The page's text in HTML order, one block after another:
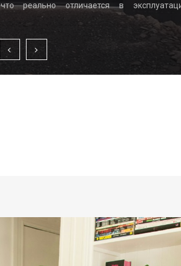
реально отличается в